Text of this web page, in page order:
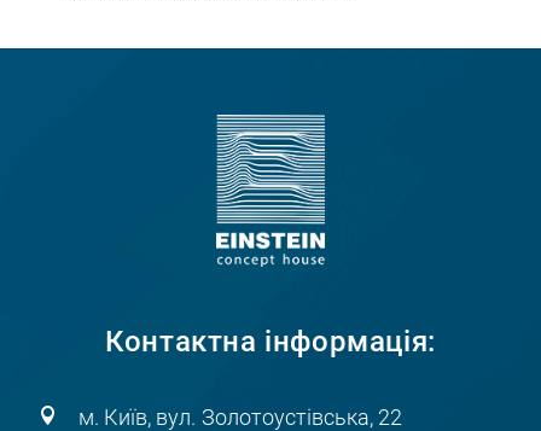
Контактна інформація:
м. Київ, вул. Золотоустівська, 22